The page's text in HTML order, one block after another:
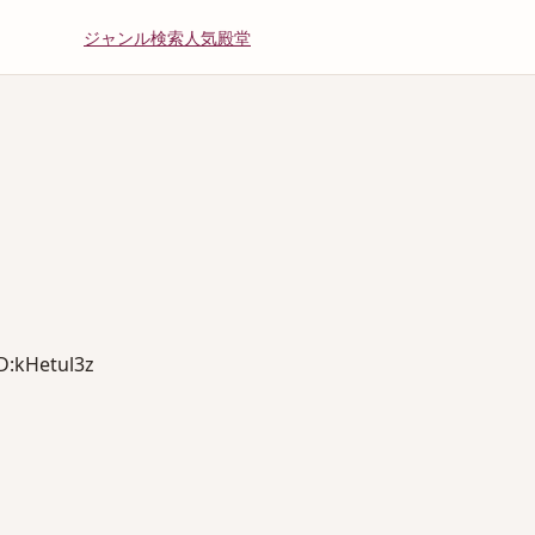
ジャンル検索人気殿堂